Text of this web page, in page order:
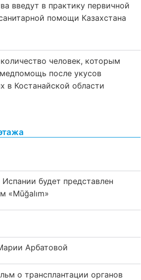
введут в практику первичной
помощи Казахстана
человек, которым
после укусов
в Костанайской области
будет представлен
«Mūğalım»
Арбатовой
о трансплантации органов